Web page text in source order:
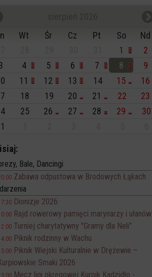
Wt Śr Cz Pt So
Nd
1
2
4 5 6 7 8
9
11 12 13 14 15
16
18 19 20 21 22
23
25 26 27 28 29
30
Bale, Dancingi
Zabawa odpustowa w Brodowych Łąkach
Dionizje 2026
Rajd rowerowy pamięci marynarzy i ułanów
Turniej charytatywny "Gramy dla Neli"
Piknik rodzinny w Wachu
Piknik Wiejski Kulturalnie w Drężewie –
Smaki 2026
Mecz ligi okręgowej Kurpik Kadzidło -